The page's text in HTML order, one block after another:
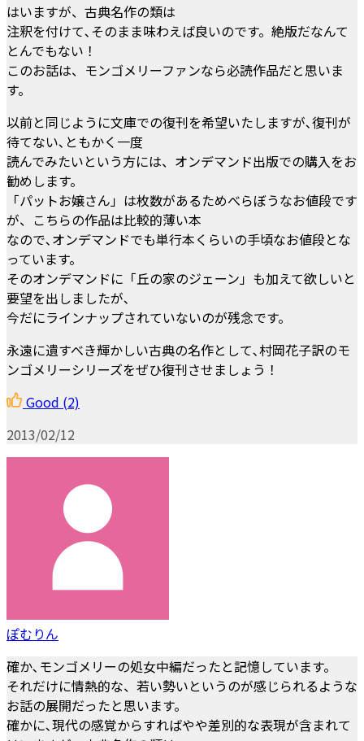
はいますが、古典名作の類は
注釈を付けて､そのまま味わえば良いのです。絶版だなんて
とんでもない！
このお話は、モンゴメリーファンなら必読作品だと思いま
す。
以前と同じように文庫での復刊を希望いたしますが､復刊が
待てない､ともかく一度
読んでみたいという方には、オンデマンド出版での購入をお
勧めします。
「パットお嬢さん」は枚数があるためべらぼうなお値段です
が、こちらの作品は比較的薄い本
なので､オンデマンドでも単行本くらいの手頃なお値段とな
っています。
そのオンデマンドに「丘の家のジェーン」も加えて欲しいと
要望を出しましたが､
今だにラインナップされていないのが残念です。
永遠に遺すべき輝かしい古典の名作として､村岡花子訳のモ
ンゴメリーシリーズをぜひ復刊させましょう！
Good (2)
2013/02/12
ぽむりん
確か､モンゴメリーの処女中編だったと記憶しています。
それだけに情熱的な、若い勢いというのが感じられるような
お話の展開だったと思います。
確かに､現代の感覚からすればやや差別的な表現が含まれて